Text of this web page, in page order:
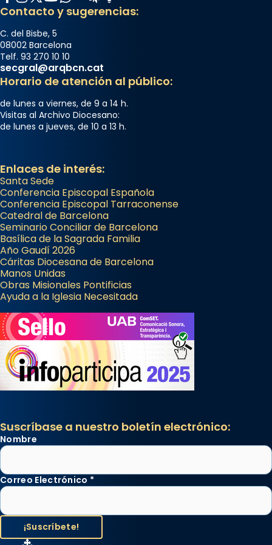
Contacto y sugerencias:
C. del Bisbe, 5
08002 Barcelona
Telf. 93 270 10 10
secgral@arqbcn.cat
Horario de atención al público:
de lunes a viernes, de 9 a 14 h.
Visitas al Archivo Diocesano:
de lunes a jueves, de 10 a 13 h.
Enlaces de interés:
Santa Sede
Conferencia Episcopal Española
Conferencia Episcopal Tarraconense
Catedral de Barcelona
Seminario Conciliar de Barcelona
Basílica de la Sagrada Familia
Año Gaudí 2026
Cáritas Diocesana de Barcelona
Manos Unidas
Obras Misionales Pontificias
Ayuda a la Iglesia Necesitada
Suscríbase a nuestro boletín electrónico:
Nombre
Correo Electrónico *